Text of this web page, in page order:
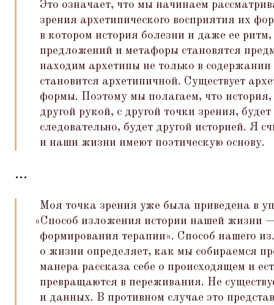
Это означает, что мы начинаем
зрения архетипического восприятия их
в котором история болезни и даже ее
предложений и метафоры становятся
находим архетипы не только в
становится архетипичной. Существует
формы. Поэтому мы полагаем, что
другой рукой, с другой точки зрения,
следовательно, будет другой историей. Я
и наши жизни имеют поэтическую основу.
...
Моя точка зрения уже была приведена в
«Способ изложения истории нашей жизни
формирования терапии». Способ нашего
о жизни определяет, как мы собираемся
манера рассказа себе о происходящем и
превращаются в переживания. Не
и данных. В противном случае это